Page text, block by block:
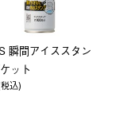
瞬間アイススタン
ット
込)